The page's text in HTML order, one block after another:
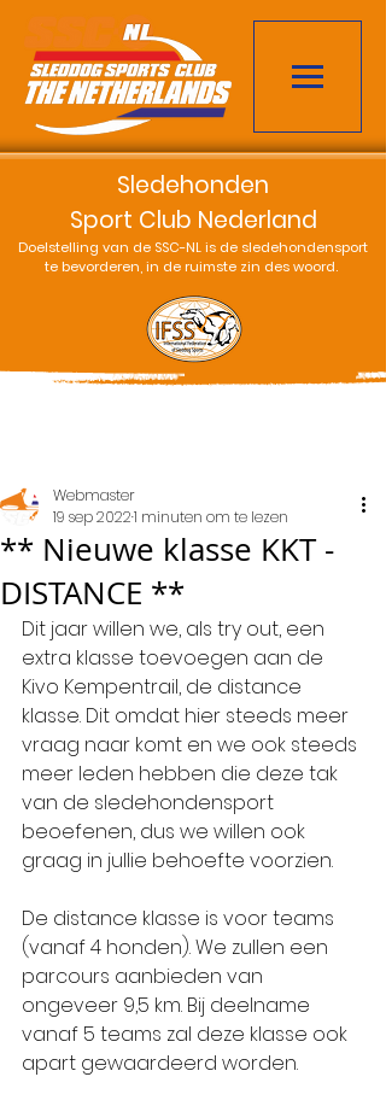
Sledehonden
Sport Club Nederland
Doelstelling van de SSC-NL is de sledehondensport
te bevorderen, in de ruimste zin des woord.
** Nieuwe klasse KKT -
DISTANCE **
Webmaster
19 sep 20221 minuten om te lezen
Dit jaar willen we, als try out, een
extra klasse toevoegen aan de
Kivo Kempentrail, de distance
klasse. Dit omdat hier steeds meer
vraag naar komt en we ook steeds
meer leden hebben die deze tak
van de sledehondensport
beoefenen, dus we willen ook
graag in jullie behoefte voorzien.
De distance klasse is voor teams
(vanaf 4 honden). We zullen een
parcours aanbieden van
ongeveer 9,5 km. Bij deelname
vanaf 5 teams zal deze klasse ook
apart gewaardeerd worden.